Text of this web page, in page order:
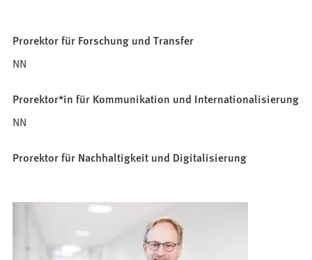
Prorektor für Forschung und Transfer
NN
Prorektor*in für Kommunikation und Internationalisierung
NN
Prorektor für Nachhaltigkeit und Digitalisierung